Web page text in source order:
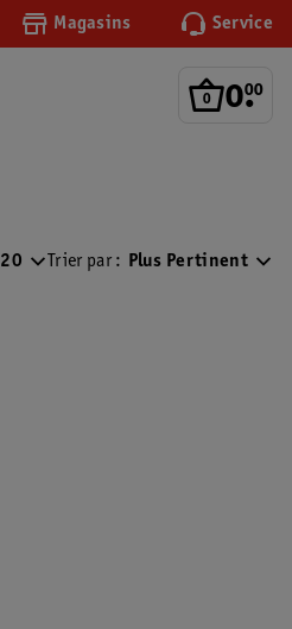
Magasins Service
0.
00
20 Trier par : Plus Pertinent